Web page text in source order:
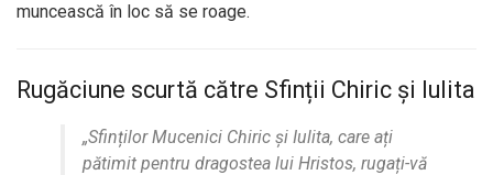
muncească în loc să se roage.
Rugăciune scurtă către Sfinții Chiric și Iulita
„Sfinților Mucenici Chiric și Iulita, care ați
pătimit pentru dragostea lui Hristos, rugați-vă